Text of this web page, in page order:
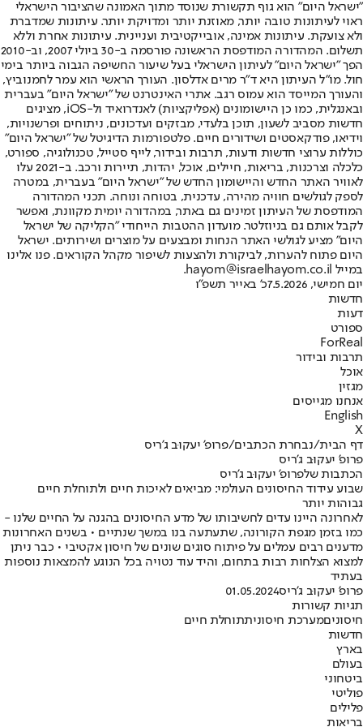
"ישראל היום" הוא גוף תקשורת שנוסד מתוך האמונה שהציבור הישראלי
ראוי לעיתונות טובה יותר, מאוזנת יותר ומדויקת יותר. עיתונות שמדברת
ולא צועקת. עיתונות אמינה, אובייקטיבית ועניינית. עיתונות אחרת וללא
תשלום. המהדורה המודפסת הראשונה פורסמה ב-30 ביולי 2007, וב-2010
הפך "ישראל היום" לעיתון הישראלי בעל שיעור החשיפה הגבוה ביותר בימי
חול. מו"ל העיתון היא ד"ר מרים אדלסון. העורך הראשי הוא עמר לחמנוביץ,
והעורך המייסד הוא עמוס רגב. אתרי האינטרנט של "ישראל היום" בעברית
ובאנגלית, כמו כן היישומונים (אפליקציות) לאנדרואיד ול-iOS, מציגים
חדשות מסביב לשעון, תוכן בלעדי, מבזקים ועדכונים, ניתוחים ופרשנויות,
וידיאו, פודקאסטים ושידורים חיים. פלטפורמות הדיגיטל של "ישראל היום"
כוללות ערוצי חדשות ודעות, תרבות ובידור, לייף סטייל, טכנולוגיה, ספורט,
כלכלה וצרכנות, בריאות, חיילים, אוכל, יהדות, תיירות ורכב. ב-2021 עלו
לאוויר האתר החדש והיישומון החדש של "ישראל היום" בעברית, במטרה
לספק לגולשים חוויה מהירה, עדכנית, בטוחה ונוחה. תכני המהדורה
המודפסת של העיתון זמינים גם באתר, במהדורה יומית מקוונת, ואפשר
לקבל אותם גם בניוזלטר. מועדון ההטבות הייחודי "הקליקה של ישראל
היום" מציע לגולשי האתר הנחות ומבצעים על מוצרים ושירותים. ישראל
היום פתוח להערות, לביקורת ולהצעות לשיפור מקהל הקוראים. פנו אלינו
במייל hayom@israelhayom.co.il.
יום חמישי, 7.5.2026
כ' באייר תשפ"ו
חדשות
דעות
ספורט
ForReal
תרבות ובידור
אוכל
מגזין
אנחנו מגייסים
English
X
דף הבית/נבחרת הכתבים/פרופ' יעקוּב ג'ריס
פרופ' יעקוּב ג'ריס
הכתבות שלפרופ' יעקוּב ג'ריס
שבוע עידוד החיסונים העולמי: מביאים לאיכות חיים ולתוחלת חיים
גבוהות יותר
לאחרונה היינו עדים לחשיבותו של מדע החיסונים בהגנה על החיים שלנו -
כמו בזמן מגפת הקורונה, שתעתעה בנו במשך שנתיים • בשנים האחרונות
מדענים רבים עמלים על פיתוח סוגים שונים של חיסון אקטיבי • כבר ניתן
למצוא הצלחות רבות בתחום, והיד עוד נטויה בכל הנוגע להמצאות נוספות
בעתיד
פרופ' יעקוּב ג'ריס01.05.2024
תגיות קשורות
חיסוניםמערכת חיסוניתתוחלת חיים
חדשות
בארץ
בעולם
ביטחוני
פוליטי
פלילים
בריאות